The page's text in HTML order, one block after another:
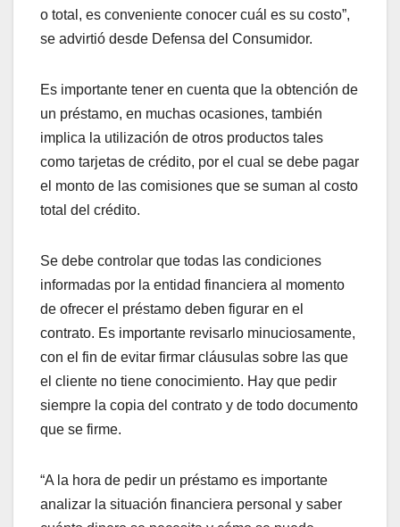
o total, es conveniente conocer cuál es su costo”,
se advirtió desde Defensa del Consumidor.
Es importante tener en cuenta que la obtención de
un préstamo, en muchas ocasiones, también
implica la utilización de otros productos tales
como tarjetas de crédito, por el cual se debe pagar
el monto de las comisiones que se suman al costo
total del crédito.
Se debe controlar que todas las condiciones
informadas por la entidad financiera al momento
de ofrecer el préstamo deben figurar en el
contrato. Es importante revisarlo minuciosamente,
con el fin de evitar firmar cláusulas sobre las que
el cliente no tiene conocimiento. Hay que pedir
siempre la copia del contrato y de todo documento
que se firme.
“A la hora de pedir un préstamo es importante
analizar la situación financiera personal y saber